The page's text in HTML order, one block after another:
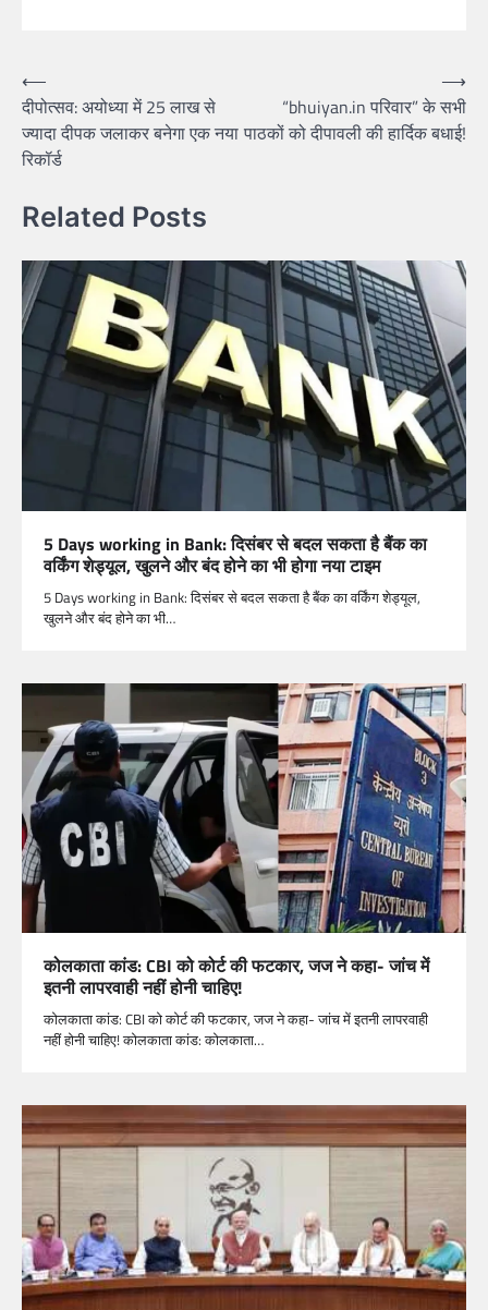
Post
navigation
⟵
दीपोत्सव: अयोध्या में 25 लाख से
ज्यादा दीपक जलाकर बनेगा एक नया
रिकॉर्ड
“bhuiyan.in परिवार” के सभी
पाठकों को दीपावली की हार्दिक बधाई!
⟶
Related Posts
5 Days working in Bank: दिसंबर से बदल सकता है बैंक का
वर्किंग शेड्यूल, खुलने और बंद होने का भी होगा नया टाइम
5 Days working in Bank: दिसंबर से बदल सकता है बैंक का वर्किंग शेड्यूल,
खुलने और बंद होने का भी…
कोलकाता कांड: CBI को कोर्ट की फटकार, जज ने कहा- जांच में
इतनी लापरवाही नहीं होनी चाहिए!
कोलकाता कांड: CBI को कोर्ट की फटकार, जज ने कहा- जांच में इतनी लापरवाही
नहीं होनी चाहिए! कोलकाता कांड: कोलकाता…